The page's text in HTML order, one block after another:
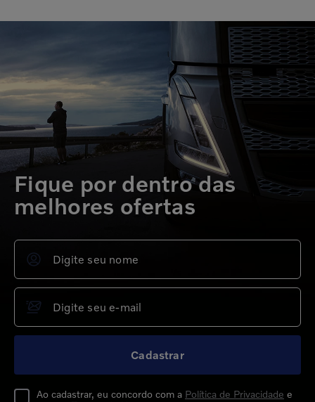
Fique por dentro das
melhores ofertas
Cadastrar
Ao cadastrar, eu concordo com a Política de Privacidade e